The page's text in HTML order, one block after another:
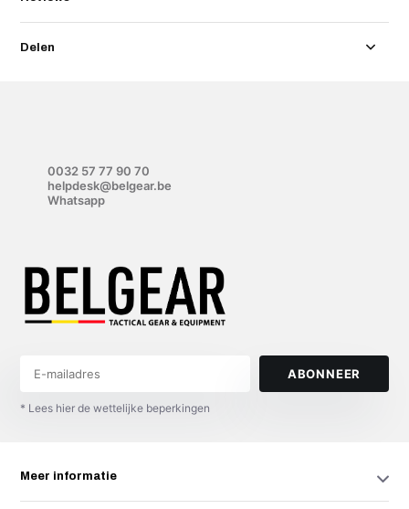
Delen
0032 57 77 90 70
helpdesk@belgear.be
Whatsapp
ABONNEER
* Lees hier de wettelijke beperkingen
Meer informatie